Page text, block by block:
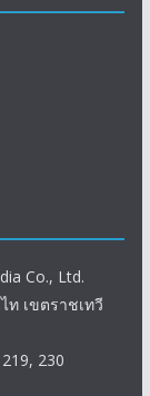
Co., Ltd.
เขตราชเทวี
230